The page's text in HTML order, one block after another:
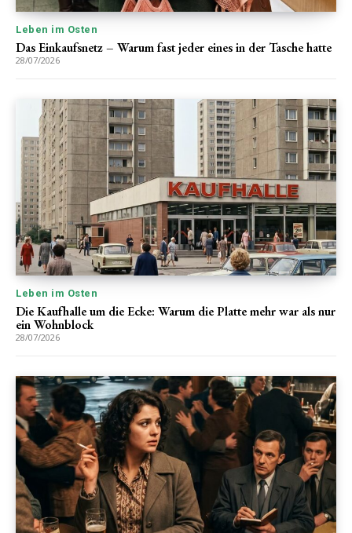
Leben im Osten
Das Einkaufsnetz – Warum fast jeder eines in der Tasche hatte
28/07/2026
Leben im Osten
Die Kaufhalle um die Ecke: Warum die Platte mehr war als nur
ein Wohnblock
28/07/2026